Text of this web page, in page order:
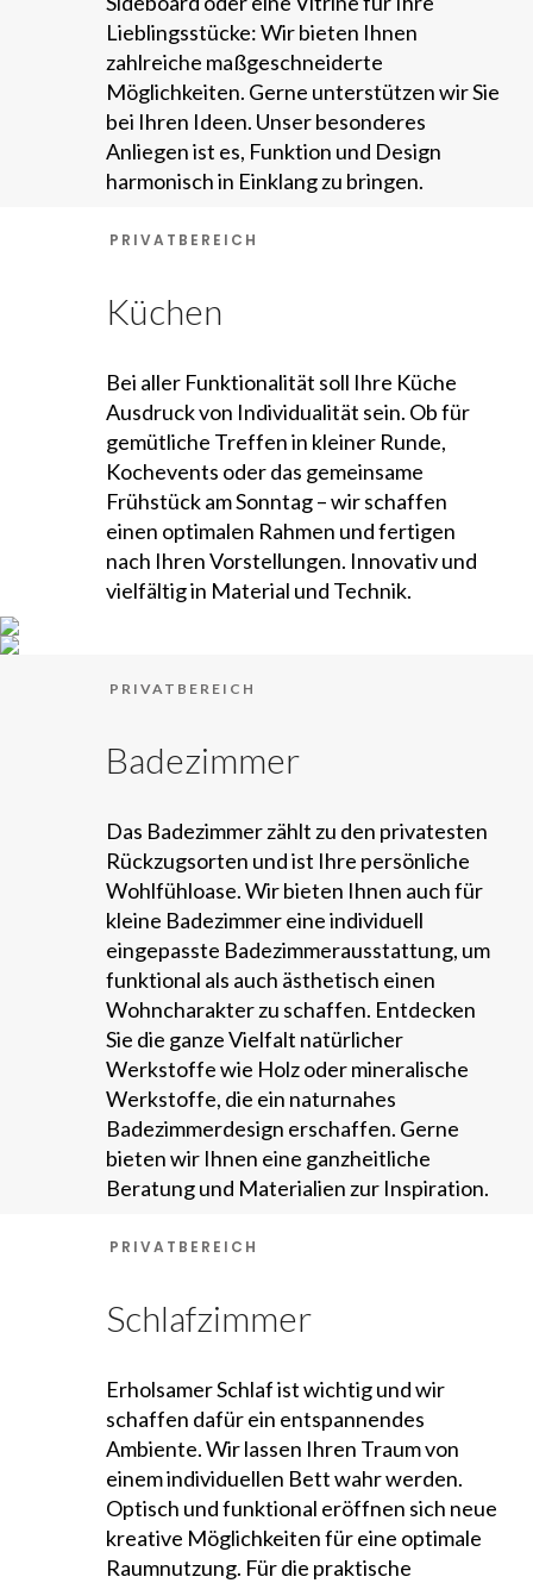
Lieblingsstücke: Wir bieten Ihnen
zahlreiche maßgeschneiderte
Möglichkeiten. Gerne unterstützen wir Sie
bei Ihren Ideen. Unser besonderes
Anliegen ist es, Funktion und Design
harmonisch in Einklang zu bringen.
PRIVATBEREICH
Küchen
Bei aller Funktionalität soll Ihre Küche
Ausdruck von Individualität sein. Ob für
gemütliche Treffen in kleiner Runde,
Kochevents oder das gemeinsame
Frühstück am Sonntag – wir schaffen
einen optimalen Rahmen und fertigen
nach Ihren Vorstellungen. Innovativ und
vielfältig in Material und Technik.
PRIVATBEREICH
Badezimmer
Das Badezimmer zählt zu den privatesten
Rückzugsorten und ist Ihre persönliche
Wohlfühloase. Wir bieten Ihnen auch für
kleine Badezimmer eine individuell
eingepasste Badezimmerausstattung, um
funktional als auch ästhetisch einen
Wohncharakter zu schaffen. Entdecken
Sie die ganze Vielfalt natürlicher
Werkstoffe wie Holz oder mineralische
Werkstoffe, die ein naturnahes
Badezimmerdesign erschaffen. Gerne
bieten wir Ihnen eine ganzheitliche
Beratung und Materialien zur Inspiration.
PRIVATBEREICH
Schlafzimmer
​Erholsamer Schlaf ist wichtig und wir
schaffen dafür ein entspannendes
Ambiente. Wir lassen Ihren Traum von
einem individuellen Bett wahr werden.
Optisch und funktional eröffnen sich neue
kreative Möglichkeiten für eine optimale
Raumnutzung. Für die praktische